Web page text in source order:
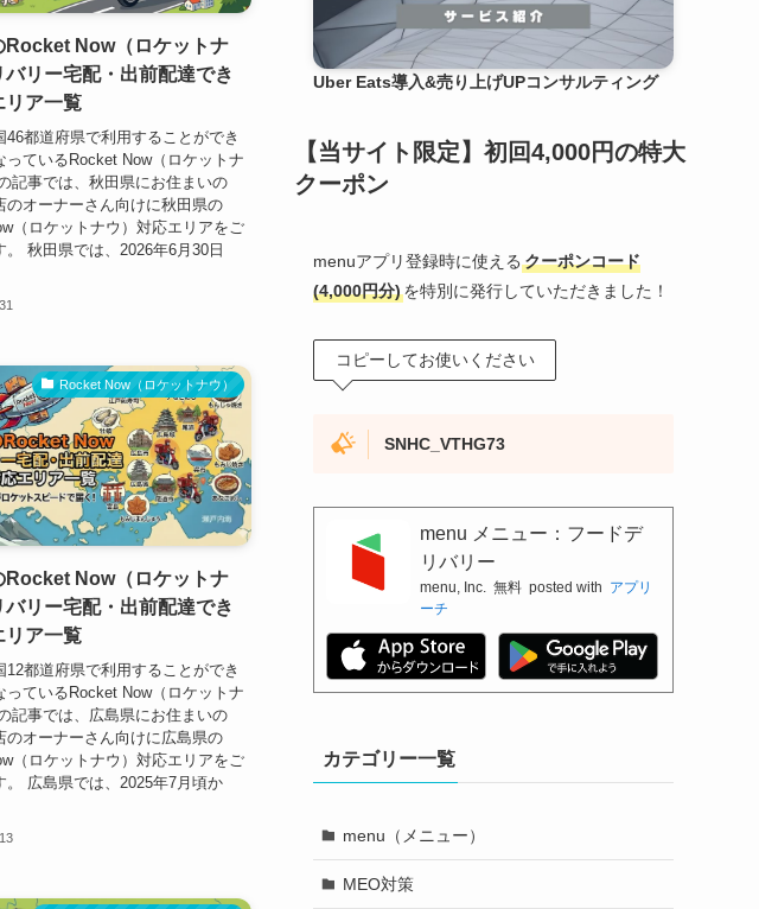
Rocket Now（ロケットナ
バリー宅配・出前配達でき
リア一覧
46都道府県で利用することができ
っているRocket Now（ロケットナ
記事では、秋田県にお住まいの
のオーナーさん向けに秋田県の
（ロケットナウ）対応エリアをご
。 秋田県では、2026年6月30日
Rocket Now（ロケットナウ）
Rocket Now（ロケットナ
バリー宅配・出前配達でき
リア一覧
12都道府県で利用することができ
っているRocket Now（ロケットナ
記事では、広島県にお住まいの
のオーナーさん向けに広島県の
（ロケットナウ）対応エリアをご
。 広島県では、2025年7月頃か
Uber Eats導入&売り上げUPコンサルティング
【当サイト限定】初回4,000円の特大
クーポン
menuアプリ登録時に使える クーポンコード
(4,000円分)を特別に発行していただきました！
コピーしてお使いください
SNHC_VTHG73
menu メニュー：フードデ
リバリー
menu, Inc. 無料 posted with アプリ
ーチ
カテゴリー一覧
menu（メニュー）
MEO対策